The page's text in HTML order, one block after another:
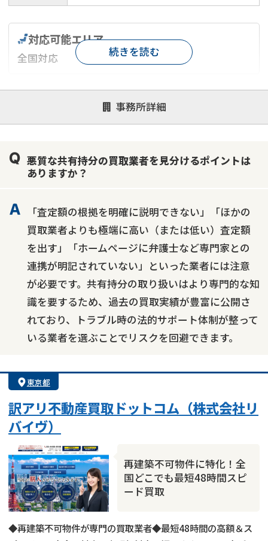
事務所詳細
対応可能エリア
全国対応
対応が親身 オンライン面談可能
レスポンスが早い
1億円以上の買取可
続きを読む
悪質な共有持分の買取業者を見分けるポイントは
ありますか？
「査定額の根拠を明確に説明できない」「ほかの
買取業者よりも極端に高い（または低い）査定額
を出す」「ホームページに弁護士など専門家との
連携が明記されていない」といった業者には注意
が必要です。共有持分の取り扱いはより専門的な知
識を要するため、過去の買取実績が豊富に公開さ
れており、トラブル時の法的サポート体制が整って
いる業者を選ぶことでリスクを回避できます。
東京都
訳アリ不動産買取ドットコム（株式会社リ
バイヴ）
再建築不可物件に特化！全
国どこでも最短48時間スピ
ード買取
◆再建築不可物件が専門の買取業者◆最短48時間の高額＆ス